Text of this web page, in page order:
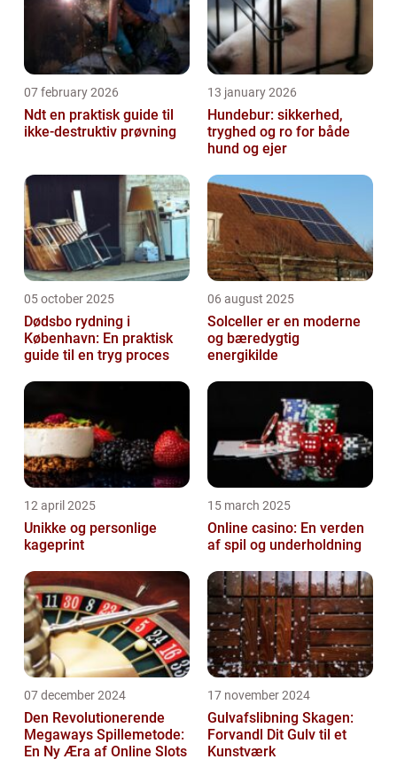
07 february 2026
Ndt en praktisk guide til
ikke-destruktiv prøvning
13 january 2026
Hundebur: sikkerhed,
tryghed og ro for både
hund og ejer
05 october 2025
Dødsbo rydning i
København: En praktisk
guide til en tryg proces
06 august 2025
Solceller er en moderne
og bæredygtig
energikilde
12 april 2025
Unikke og personlige
kageprint
15 march 2025
Online casino: En verden
af spil og underholdning
07 december 2024
Den Revolutionerende
Megaways Spillemetode:
En Ny Æra af Online Slots
17 november 2024
Gulvafslibning Skagen:
Forvandl Dit Gulv til et
Kunstværk